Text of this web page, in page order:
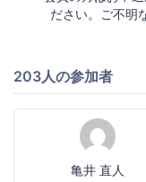
ださい。ご不明
203人の参加者
亀井 直人